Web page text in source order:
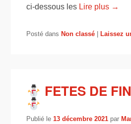
ci-dessous les Lire plus →
Posté dans Non classé |Laissez
FETES DE
Publié le13 décembre 2021 par